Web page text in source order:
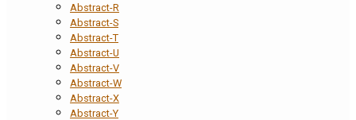
Abstract-R
Abstract-S
Abstract-T
Abstract-U
Abstract-V
Abstract-W
Abstract-X
Abstract-Y